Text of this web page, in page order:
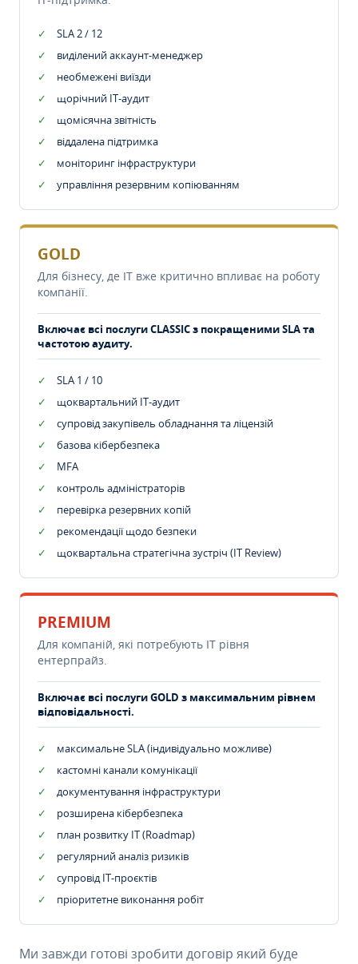
SLA 2 / 12
виділений аккаунт-менеджер
необмежені виїзди
щорічний IT-аудит
щомісячна звітність
віддалена підтримка
моніторинг інфраструктури
управління резервним копіюванням
GOLD
Для бізнесу, де IT вже критично впливає на роботу
компанії.
Включає всі послуги CLASSIC з покращеними SLA та
частотою аудиту.
SLA 1 / 10
щоквартальний IT-аудит
супровід закупівель обладнання та ліцензій
базова кібербезпека
MFA
контроль адміністраторів
перевірка резервних копій
рекомендації щодо безпеки
щоквартальна стратегічна зустріч (IT Review)
PREMIUM
Для компаній, які потребують ІТ рівня
ентерпрайз.
Включає всі послуги GOLD з максимальним рівнем
відповідальності.
максимальне SLA (індивідуально можливе)
кастомні канали комунікації
документування інфраструктури
розширена кібербезпека
план розвитку IT (Roadmap)
регулярний аналіз ризиків
супровід ІТ-проєктів
пріоритетне виконання робіт
Ми завжди готові зробити договір який буде